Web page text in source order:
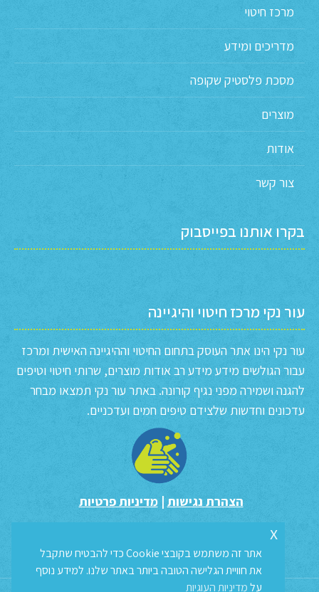
מרכז חיטוי
מדריכים ומידע
מסכת פלסטיק שקופה
מוצרים
אודות
צור קשר
בקרו אותנו בפייסבוק
עור נקי מרכז חיטוי והיגיינה
עור נקי הינו אתר העוסק בתחום החיטוי וההיגיינה האישית ומרכז
עבור הגולשים מידע מידע רב אודות מוצרים, שרותי חיטוי וטיפים
להגנה ושמירה מפני נגיף קורונה. באתר עור נקי תמצאו מבחר
עדכונים וחדשות שלצידם טיפים חמים ועדכניים.
הצהרת נגישות | מדיניות פרטיות
אתר זה משתמש בקובצי Cookie כדי להבטיח שתקבל
את חוויית הגלישה הטובה ביותר באתר שלנו. למידע נוסף
עלמדיניות העוגיות
x